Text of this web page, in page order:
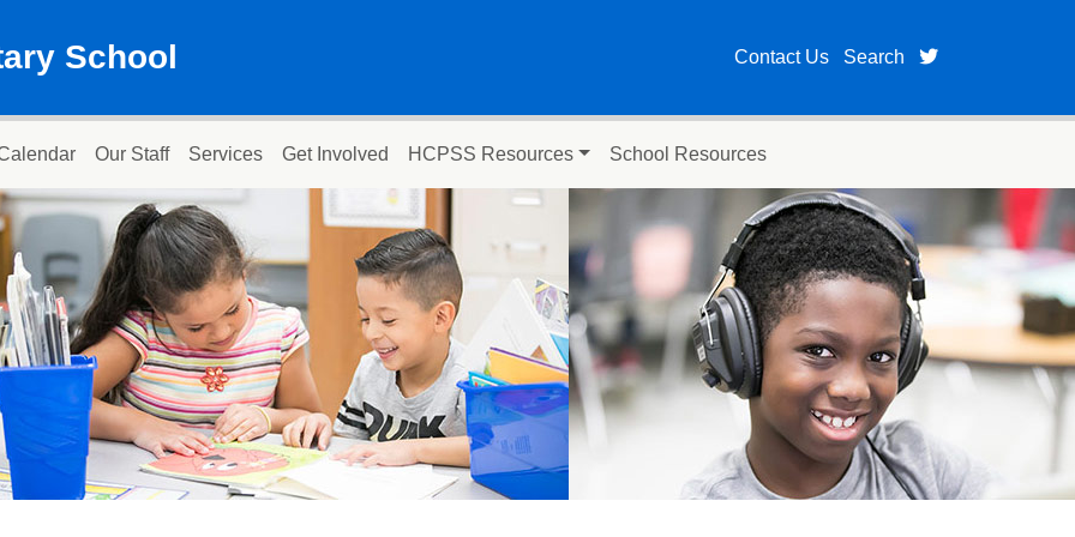
School Contact Us Search twitter page for
Our Staff Services Get Involved HCPSS Resources School Resources